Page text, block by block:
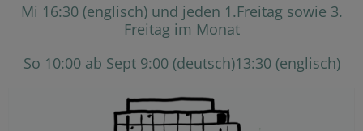
Mi 16:30 (englisch) und jeden 1.Freitag sowie 3.
Freitag im Monat
So 10:00 ab Sept 9:00 (deutsch)13:30 (englisch)